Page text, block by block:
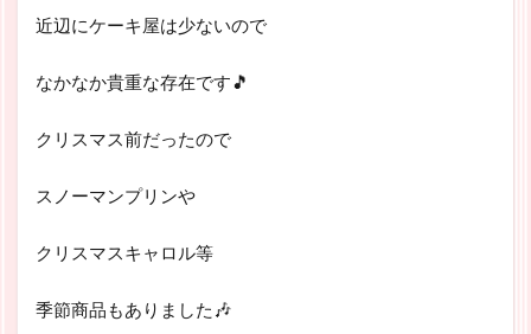
近辺にケーキ屋は少ないので
なかなか貴重な存在です🎵
クリスマス前だったので
スノーマンプリンや
クリスマスキャロル等
季節商品もありました🎶